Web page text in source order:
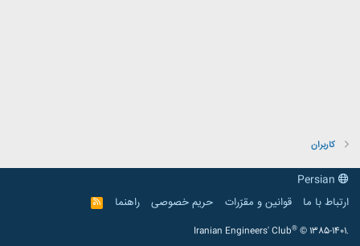
کاربران
ارتباط با ما
قوانین و مقرّرات حریم خصوصی راهنما
R
S
Iranian Engineers' Club® © 1385-1401.